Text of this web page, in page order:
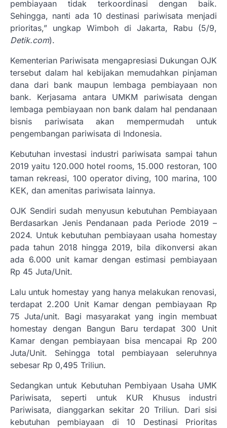
pembiayaan tidak terkoordinasi dengan baik.
Sehingga, nanti ada 10 destinasi pariwisata menjadi
prioritas,” ungkap Wimboh di Jakarta, Rabu (5/9,
Detik.com).
Kementerian Pariwisata mengapresiasi Dukungan OJK
tersebut dalam hal kebijakan memudahkan pinjaman
dana dari bank maupun lembaga pembiayaan non
bank. Kerjasama antara UMKM pariwisata dengan
lembaga pembiayaan non bank dalam hal pendanaan
bisnis pariwisata akan mempermudah untuk
pengembangan pariwisata di Indonesia.
Kebutuhan investasi industri pariwisata sampai tahun
2019 yaitu 120.000 hotel rooms, 15.000 restoran, 100
taman rekreasi, 100 operator diving, 100 marina, 100
KEK, dan amenitas pariwisata lainnya.
OJK Sendiri sudah menyusun kebutuhan Pembiayaan
Berdasarkan Jenis Pendanaan pada Periode 2019 –
2024. Untuk kebutuhan pembiayaan usaha homestay
pada tahun 2018 hingga 2019, bila dikonversi akan
ada 6.000 unit kamar dengan estimasi pembiayaan
Rp 45 Juta/Unit.
Lalu untuk homestay yang hanya melakukan renovasi,
terdapat 2.200 Unit Kamar dengan pembiayaan Rp
75 Juta/unit. Bagi masyarakat yang ingin membuat
homestay dengan Bangun Baru terdapat 300 Unit
Kamar dengan pembiayaan bisa mencapai Rp 200
Juta/Unit. Sehingga total pembiayaan seleruhnya
sebesar Rp 0,495 Triliun.
Sedangkan untuk Kebutuhan Pembiyaan Usaha UMK
Pariwisata, seperti untuk KUR Khusus industri
Pariwisata, dianggarkan sekitar 20 Triliun. Dari sisi
kebutuhan pembiayaan di 10 Destinasi Prioritas